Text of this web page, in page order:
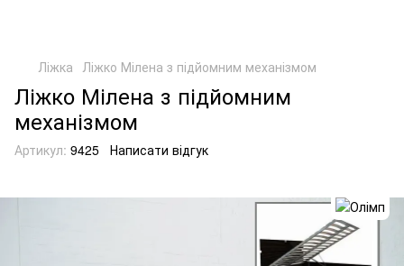
Ліжка Ліжко Мілена з підйомним механізмом
Ліжко Мілена з підйомним
механізмом
Артикул: 9425 Написати відгук